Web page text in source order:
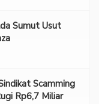
Sumut Usut
Scamming
Rp6,7 Miliar